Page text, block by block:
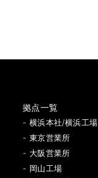
拠点一覧
- 横浜本社/横浜工場
- 東京営業所
- 大阪営業所
- 岡山工場